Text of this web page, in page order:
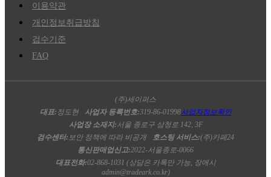
이용약관
개인정보취급방침
검수기준
FAQ
(주)세이퍼스
대표: 정도현 사업자 등록번호:319-86-01998사업자정보확인
사업장 소재지:서울 종로구 삼청로 142, 3F
검수센터: 보안 정책에 따라 비공개 호스팅 서비스:(주)카페24
통신판매업신고:2022-서울종로-0066
대표전화:02-868-1031 (상담은 카톡만 가능, 장애시
admin@tradeark.co.kr)